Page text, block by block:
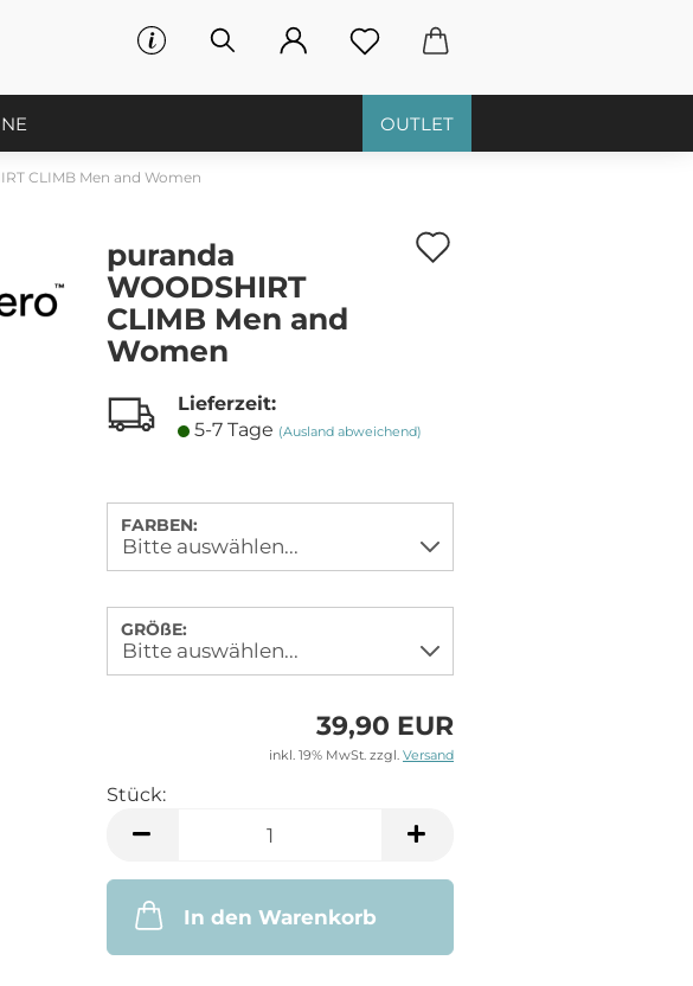
OUTLET
CLIMB Men and Women
puranda
WOODSHIRT
CLIMB Men and
Women
Lieferzeit:
5-7 Tage (Ausland abweichend)
FARBEN:
GRÖßE:
39,90 EUR
inkl. 19% MwSt. zzgl. Versand
Stück:
Stück
In den Warenkorb